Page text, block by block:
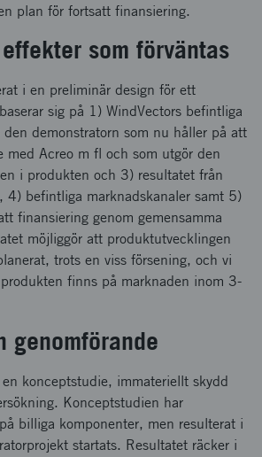
plan för fortsatt finansiering.
som förväntas
i en preliminär design för ett
sig på 1) WindVectors befintliga
demonstratorn som nu håller på att
med Acreo m fl och som utgör den
i produkten och 3) resultatet från
4) befintliga marknadskanaler samt 5)
finansiering genom gemensamma
möjliggör att produktutvecklingen
trots en viss försening, och vi
finns på marknaden inom 3-
genomförande
konceptstudie, immateriellt skydd
Konceptstudien har
billiga komponenter, men resulterat i
startats. Resultatet räcker i